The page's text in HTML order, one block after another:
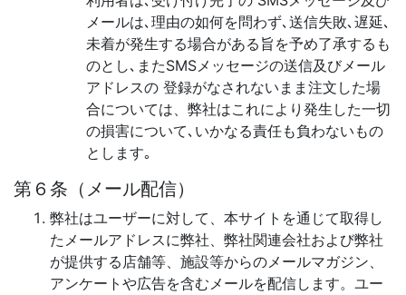
メールは､理由の如何を問わず､送信失敗､遅延､
未着が発生する場合がある旨を予め了承するも
のとし､またSMSメッセージの送信及びメール
アドレスの 登録がなされないまま注文した場
合については、弊社はこれにより発生した一切
の損害について､いかなる責任も負わないもの
とします｡
第６条（メール配信）
弊社はユーザーに対して、本サイトを通じて取得し
たメールアドレスに弊社、弊社関連会社および弊社
が提供する店舗等、施設等からのメールマガジン、
アンケートや広告を含むメールを配信します。ユー